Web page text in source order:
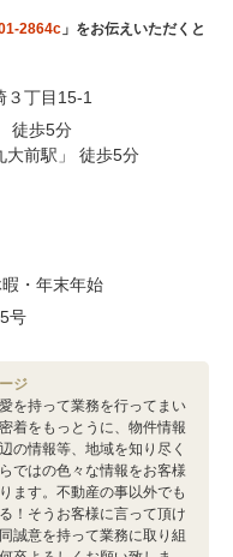
2864c 」をお伝えいただくと
３丁目15-1
徒歩5分
大前駅」 徒歩5分
・年末年始
号
ジ
を持って業務を行ってまい
着をもっとうに、物件情報
の情報等、地域を知り尽く
ではの色々な情報をお客様
ます。不動産の事以外でも
！そうお客様に言って頂け
誠意を持って業務に取り組